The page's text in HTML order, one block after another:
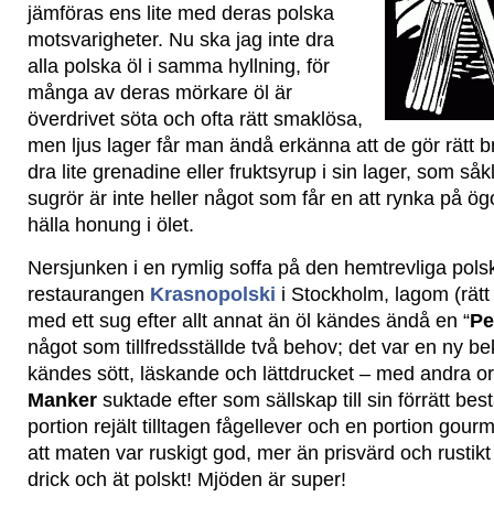
jämföras ens lite med deras polska
motsvarigheter. Nu ska jag inte dra
alla polska öl i samma hyllning, för
många av deras mörkare öl är
överdrivet söta och ofta rätt smaklösa,
men ljus lager får man ändå erkänna att de gör rätt
dra lite grenadine eller fruktsyrup i sin lager, som
sugrör är inte heller något som får en att rynka på
hälla honung i ölet.
Nersjunken i en rymlig soffa på den hemtrevliga
restaurangen Krasnopolski i Stockholm, lagom
med ett sug efter allt annat än öl kändes ändå en “
något som tillfredsställde två behov; det var en ny
kändes sött, läskande och lättdrucket – med andra
Manker suktade efter som sällskap till sin förrätt
portion rejält tilltagen fågellever och en portion
att maten var ruskigt god, mer än prisvärd och
drick och ät polskt! Mjöden är super!